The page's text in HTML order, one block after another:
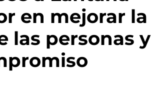
en mejorar la
las personas y